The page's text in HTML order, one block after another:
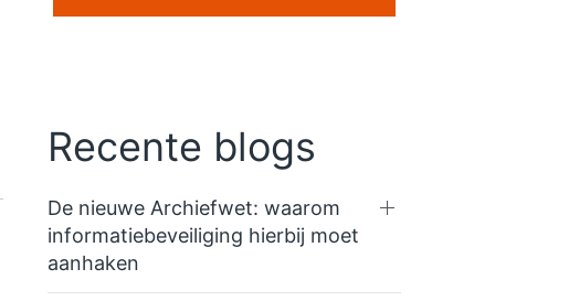
Recente blogs
De nieuwe Archiefwet: waarom
informatiebeveiliging hierbij moet
aanhaken